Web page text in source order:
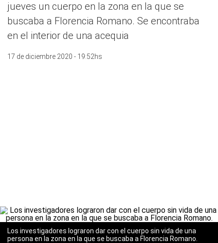
jueves un cuerpo en la zona en la que se
buscaba a Florencia Romano. Se encontraba
en el interior de una acequia
17 de diciembre 2020 - 19:52hs
Los investigadores lograron dar con el cuerpo sin vida de una
persona en la zona en la que se buscaba a Florencia Romano.